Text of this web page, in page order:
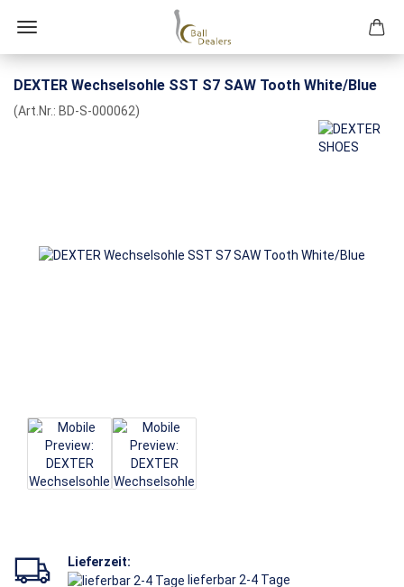
DEXTER Wechselsohle SST S7 SAW Tooth White/Blue
(Art.Nr.: BD-S-000062)
Lieferzeit:
lieferbar 2-4 Tage